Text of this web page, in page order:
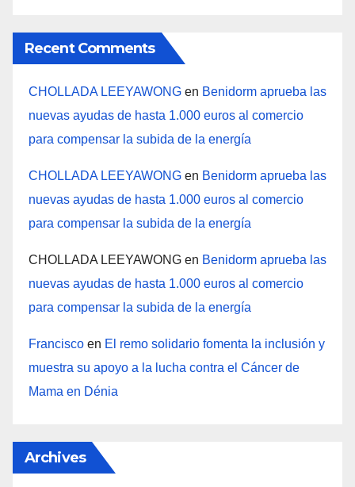
Recent Comments
CHOLLADA LEEYAWONG en Benidorm aprueba las
nuevas ayudas de hasta 1.000 euros al comercio
para compensar la subida de la energía
CHOLLADA LEEYAWONG en Benidorm aprueba las
nuevas ayudas de hasta 1.000 euros al comercio
para compensar la subida de la energía
CHOLLADA LEEYAWONG en Benidorm aprueba las
nuevas ayudas de hasta 1.000 euros al comercio
para compensar la subida de la energía
Francisco en El remo solidario fomenta la inclusión y
muestra su apoyo a la lucha contra el Cáncer de
Mama en Dénia
Archives